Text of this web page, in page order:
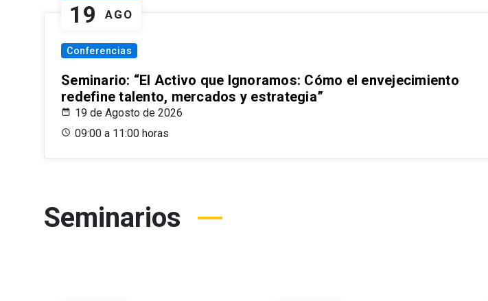
19 AGO
Conferencias
Seminario: “El Activo que Ignoramos: Cómo el envejecimiento
redefine talento, mercados y estrategia”
19 de Agosto de 2026
09:00 a 11:00 horas
Seminarios